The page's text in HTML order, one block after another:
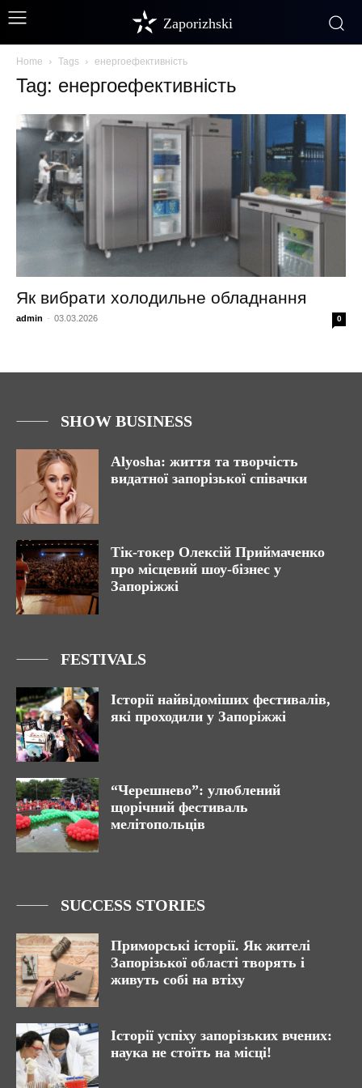
Zaporizhski
Home Tags енергоефективність
Tag: енергоефективність
Як вибрати холодильне обладнання
admin - 03.03.2026 0
SHOW BUSINESS
Alyosha: життя та творчість
видатної запорізької співачки
Тік-токер Олексій Приймаченко
про місцевий шоу-бізнес у
Запоріжжі
FESTIVALS
Історії найвідоміших фестивалів,
які проходили у Запоріжжі
“Черешнево”: улюблений
щорічний фестиваль
мелітопольців
SUCCESS STORIES
Приморські історії. Як жителі
Запорізької області творять і
живуть собі на втіху
Історії успіху запорізьких вчених:
наука не стоїть на місці!